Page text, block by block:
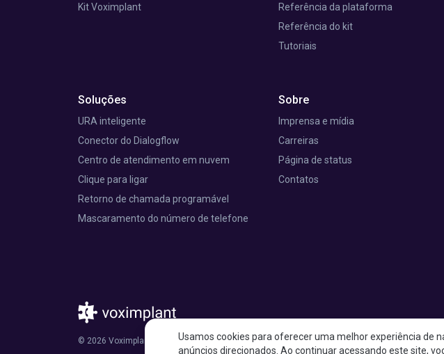
Kit Voximplant
Soluções
URA inteligente
Conector do Dialogflow
Centro de atendimento em nuvem
Clique para ligar
Retorno de chamada programável
Mascaramento do número de telefone
Referência da plataforma
Referência do kit
Tutoriais
Sobre
Imprensa e mídia
Carreiras
Página de status
Contatos
© 2026 Voximplant®. Todos os direitos reservados. 150 West 25th Street, RM 403 Nova York,
Usamos cookies para oferecer uma melhor experiência de
anúncios direcionados. Ao continuar acessando este site,